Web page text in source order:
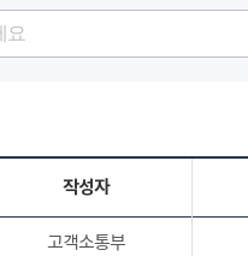
작성자
고객소통부